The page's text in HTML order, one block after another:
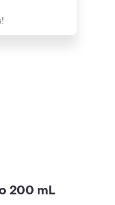
200 mL